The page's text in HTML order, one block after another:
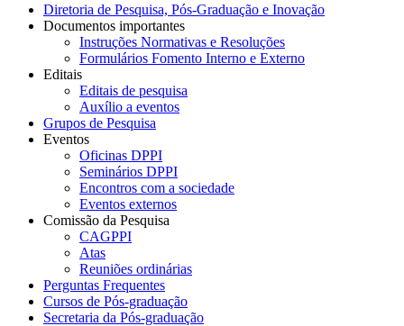
Diretoria de Pesquisa, Pós-Graduação e Inovação
Documentos importantes
Instruções Normativas e Resoluções
Formulários Fomento Interno e Externo
Editais
Editais de pesquisa
Auxílio a eventos
Grupos de Pesquisa
Eventos
Oficinas DPPI
Seminários DPPI
Encontros com a sociedade
Eventos externos
Comissão da Pesquisa
CAGPPI
Atas
Reuniões ordinárias
Perguntas Frequentes
Cursos de Pós-graduação
Secretaria da Pós-graduação